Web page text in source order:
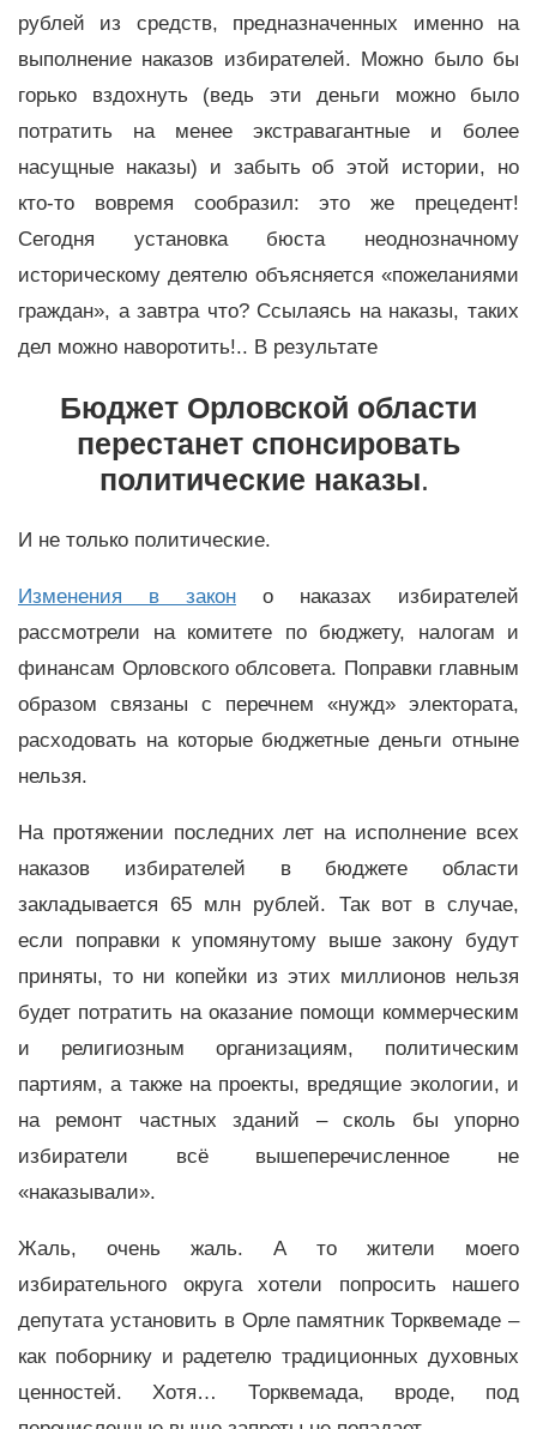
рублей из средств, предназначенных именно на
выполнение наказов избирателей. Можно было бы
горько вздохнуть (ведь эти деньги можно было
потратить на менее экстравагантные и более
насущные наказы) и забыть об этой истории, но
кто-то вовремя сообразил: это же прецедент!
Сегодня установка бюста неоднозначному
историческому деятелю объясняется «пожеланиями
граждан», а завтра что? Ссылаясь на наказы, таких
дел можно наворотить!.. В результате
Бюджет Орловской области
перестанет спонсировать
политические наказы.
И не только политические.
Изменения в закон о наказах избирателей
рассмотрели на комитете по бюджету, налогам и
финансам Орловского облсовета. Поправки главным
образом связаны с перечнем «нужд» электората,
расходовать на которые бюджетные деньги отныне
нельзя.
На протяжении последних лет на исполнение всех
наказов избирателей в бюджете области
закладывается 65 млн рублей. Так вот в случае,
если поправки к упомянутому выше закону будут
приняты, то ни копейки из этих миллионов нельзя
будет потратить на оказание помощи коммерческим
и религиозным организациям, политическим
партиям, а также на проекты, вредящие экологии, и
на ремонт частных зданий – сколь бы упорно
избиратели всё вышеперечисленное не
«наказывали».
Жаль, очень жаль. А то жители моего
избирательного округа хотели попросить нашего
депутата установить в Орле памятник Торквемаде –
как поборнику и радетелю традиционных духовных
ценностей. Хотя… Торквемада, вроде, под